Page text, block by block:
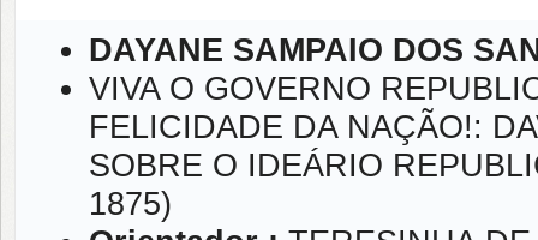
DAYANE SAMPAIO DOS
VIVA O GOVERNO
FELICIDADE DA NAÇÃO!:
SOBRE O IDEÁRIO
1875)